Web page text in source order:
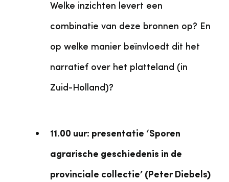
Welke inzichten levert een
combinatie van deze bronnen op? En
op welke manier beïnvloedt dit het
narratief over het platteland (in
Zuid-Holland)?
11.00 uur: presentatie ‘Sporen
agrarische geschiedenis in de
provinciale collectie’ (Peter Diebels)